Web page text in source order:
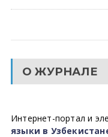
О ЖУРНАЛЕ
Интернет-портал и
языки в